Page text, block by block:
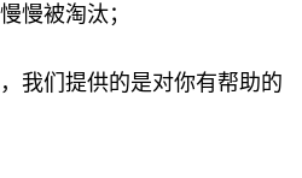
慢被淘汰；
我们提供的是对你有帮助的